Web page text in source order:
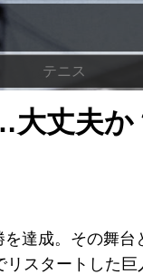
テニス
大丈夫
達成。その舞台
スタートした巨